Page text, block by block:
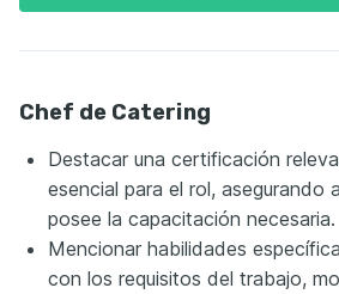
Chef de Catering
Destacar una certificación
esencial para el rol, asegurando
posee la capacitación necesaria.
Mencionar habilidades
con los requisitos del trabajo,